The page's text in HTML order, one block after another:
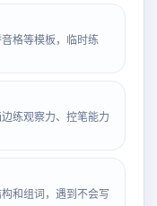
格等模板，临时练
练观察力、控笔能力
和组词，遇到不会写